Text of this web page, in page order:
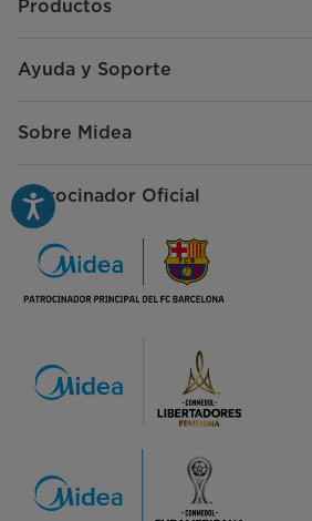
Productos
Ayuda y Soporte
Sobre Midea
Patrocinador Oficial